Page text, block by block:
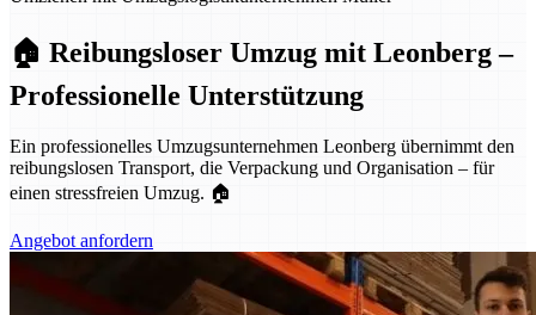
🏠 Reibungsloser Umzug mit Leonberg –
Professionelle Unterstützung
Ein professionelles Umzugsunternehmen Leonberg übernimmt den
reibungslosen Transport, die Verpackung und Organisation – für
einen stressfreien Umzug. 🏠
Angebot anfordern